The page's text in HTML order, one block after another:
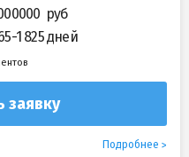
1 825 дней
Подробнее